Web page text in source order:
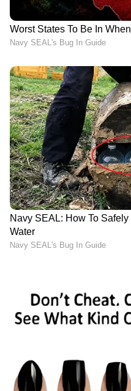
വിളിപ്പിച്ചപ്പോൾ
എത്തി. പറഞ്ഞതിലും
അവരും
ഞാനും എത്തി. രേഷ്മ
കേട്ടുകൊണ്ട്
മണിക്കൂർ കൂടി
കഴിഞ്ഞപ്പോൾ ആ
മിനിറ്റിൽ താഴെ
35 മിനിറ്റ് 20
ഇല്ലാതിരുന്ന
സ്റ്റേഷൻ റിപ്പോർട്ട്
10 മിനിറ്റ്. 1.15 ന്
രണ്ടാളും ഒപ്പിട്ട്,